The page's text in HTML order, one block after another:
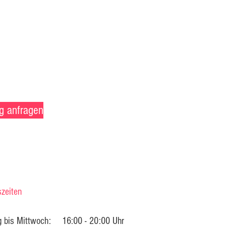
anfragen
bis Mittwoch: 16:00 - 20:00 Uhr